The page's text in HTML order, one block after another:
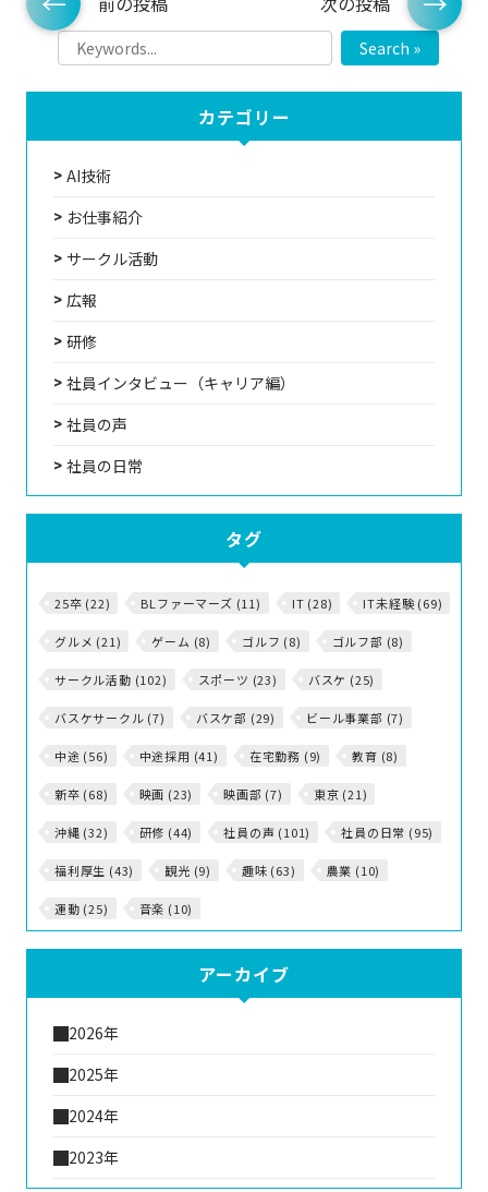
Search »
カテゴリー
AI技術
お仕事紹介
サークル活動
広報
研修
社員インタビュー（キャリア編）
社員の声
社員の日常
タグ
25卒 (22) BLファーマーズ (11) IT (28) IT未経験 (69)
グルメ (21) ゲーム (8) ゴルフ (8) ゴルフ部 (8)
サークル活動 (102) スポーツ (23) バスケ (25)
バスケサークル (7) バスケ部 (29) ビール事業部 (7)
中途 (56) 中途採用 (41) 在宅勤務 (9) 教育 (8)
新卒 (68) 映画 (23) 映画部 (7) 東京 (21)
沖縄 (32) 研修 (44) 社員の声 (101) 社員の日常 (95)
福利厚生 (43) 観光 (9) 趣味 (63) 農業 (10)
運動 (25) 音楽 (10)
アーカイブ
2026年
2025年
2024年
2023年